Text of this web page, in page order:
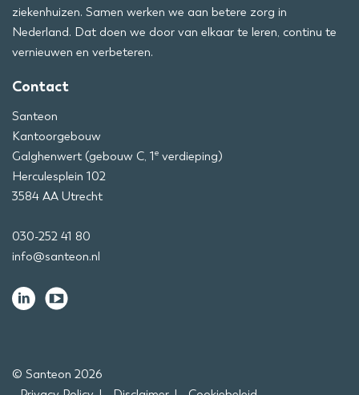
ziekenhuizen. Samen werken we aan betere zorg in
Nederland. Dat doen we door van elkaar te leren, continu te
vernieuwen en verbeteren.
Contact
Santeon
Kantoorgebouw
Galghenwert (gebouw C, 1e verdieping)
Herculesplein 102
3584 AA Utrecht
030-252 41 80
info@santeon.nl
© Santeon 2026